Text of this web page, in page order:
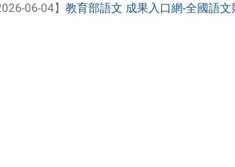
06-04】教育部語文 成果入口網-全國語文